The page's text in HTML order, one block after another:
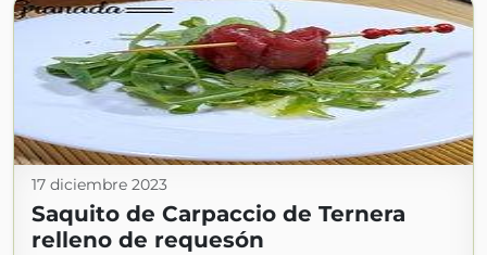
17 diciembre 2023
Saquito de Carpaccio de Ternera
relleno de requesón